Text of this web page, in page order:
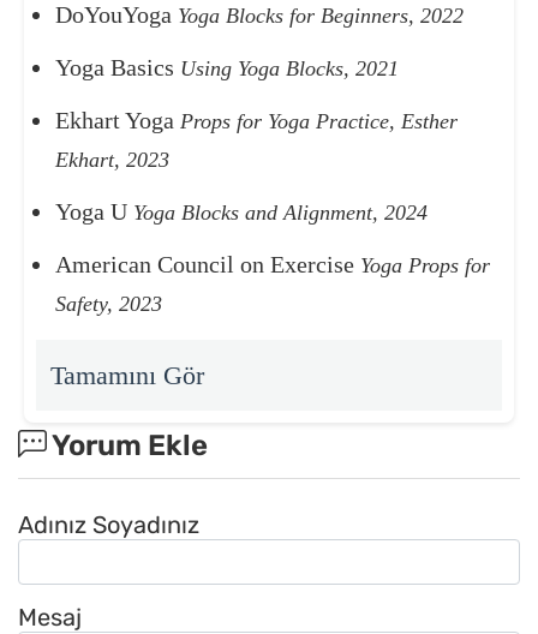
DoYouYoga Yoga Blocks for Beginners, 2022
Yoga Basics Using Yoga Blocks, 2021
Ekhart Yoga Props for Yoga Practice, Esther
Ekhart, 2023
Yoga U Yoga Blocks and Alignment, 2024
American Council on Exercise Yoga Props for
Safety, 2023
Tamamını Gör
Yorum Ekle
Adınız Soyadınız
Mesaj